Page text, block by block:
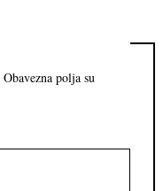
Obavezna polja su